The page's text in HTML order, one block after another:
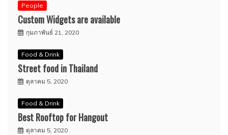
People
Custom Widgets are available
กุมภาพันธ์ 21, 2020
Food & Drink
Street food in Thailand
ตุลาคม 5, 2020
Food & Drink
Best Rooftop for Hangout
ตุลาคม 5, 2020